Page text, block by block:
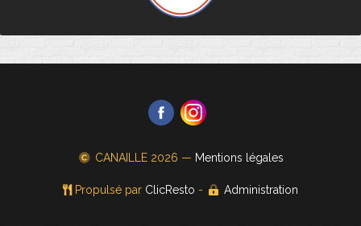
CANAILLE2026 — Mentions légales
Propulsé par ClicResto - Administration